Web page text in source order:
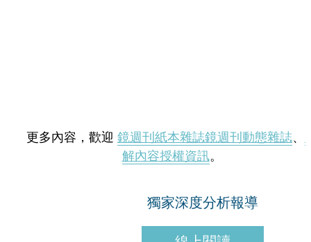
更多內容，歡迎 鏡週刊紙本雜誌鏡週刊動態雜誌、
解內容授權資訊。
獨家深度分析報導